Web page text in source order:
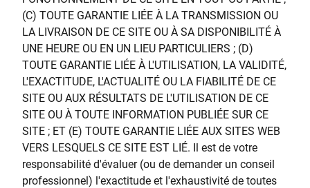
(C) TOUTE GARANTIE LIÉE À LA TRANSMISSION OU
LA LIVRAISON DE CE SITE OU À SA DISPONIBILITÉ À
UNE HEURE OU EN UN LIEU PARTICULIERS ; (D)
TOUTE GARANTIE LIÉE À L'UTILISATION, LA VALIDITÉ,
L'EXACTITUDE, L'ACTUALITÉ OU LA FIABILITÉ DE CE
SITE OU AUX RÉSULTATS DE L'UTILISATION DE CE
SITE OU À TOUTE INFORMATION PUBLIÉE SUR CE
SITE ; ET (E) TOUTE GARANTIE LIÉE AUX SITES WEB
VERS LESQUELS CE SITE EST LIÉ. Il est de votre
responsabilité d'évaluer (ou de demander un conseil
professionnel) l'exactitude et l'exhaustivité de toutes